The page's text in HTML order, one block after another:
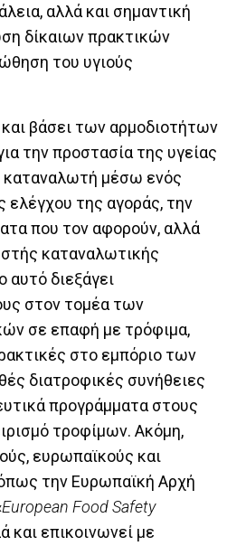
αλλά και σημαντική
δίκαιων πρακτικών
του υγιούς
βάσει των αρμοδιοτήτων
την προστασία της υγείας
καταναλωτή μέσω ενός
ελέγχου της αγοράς, την
που τον αφορούν, αλλά
καταναλωτικής
αυτό διεξάγει
στον τομέα των
σε επαφή με τρόφιμα,
στο εμπόριο των
διατροφικές συνήθειες
προγράμματα στους
τροφίμων. Ακόμη,
ευρωπαϊκούς και
την Ευρωπαϊκή Αρχή
European Food Safety
και επικοινωνεί με